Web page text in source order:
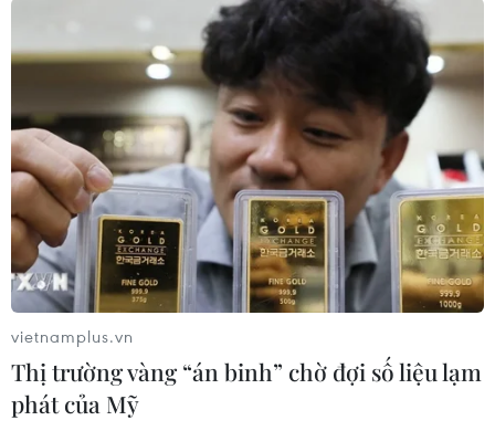
tạo, nâng cấp Quốc lộ 10, đoạn từ cầu Đá Bạc
đến cầu Kiền; Điều chỉnh chủ trương đầu tư Dự
án đầu tư xây dựng công trình Trung tâm Chính
trị-Hành chính thành phố, hệ thống giao thông
và hệ thống hạ tầng kỹ thuật đồng bộ tại Khu đô
thị Bắc sông Cấm.
Điều chỉnh chủ trương đầu tư Dự án đầu tư xây
dựng công trình Trung tâm Hội nghị-Biểu diễn
thành phố và hệ thống hạ tầng kỹ thuật đồng bộ
trương đầu tư Dự án đầu tư xây dựng cải tạo
đường 359 đoạn từ xã Thủy Triều đến đường
trục giao thông Khu đô thị và công nghiệp Bến
vietnamplus.vn
Thị trường vàng “án binh” chờ đợi số liệu lạm
phát của Mỹ